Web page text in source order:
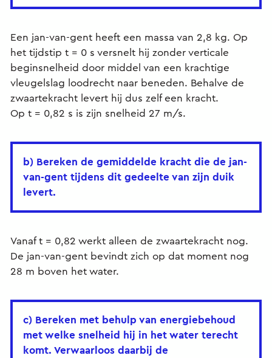
Een jan-van-gent heeft een massa van 2,8 kg. Op
het tijdstip t = 0 s versnelt hij zonder verticale
beginsnelheid door middel van een krachtige
vleugelslag loodrecht naar beneden. Behalve de
zwaartekracht levert hij dus zelf een kracht.
Op t = 0,82 s is zijn snelheid 27 m/s.
b) Bereken de gemiddelde kracht die de jan-
van-gent tijdens dit gedeelte van zijn duik
levert.
Vanaf t = 0,82 werkt alleen de zwaartekracht nog.
De jan-van-gent bevindt zich op dat moment nog
28 m boven het water.
c) Bereken met behulp van energiebehoud
met welke snelheid hij in het water terecht
komt. Verwaarloos daarbij de